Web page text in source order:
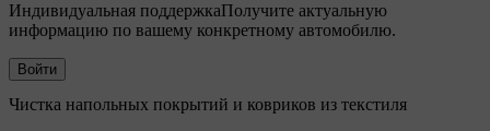
Индивидуальная поддержкаПолучите актуальную
информацию по вашему конкретному автомобилю.
Войти
Чистка напольных покрытий и ковриков из текстиля